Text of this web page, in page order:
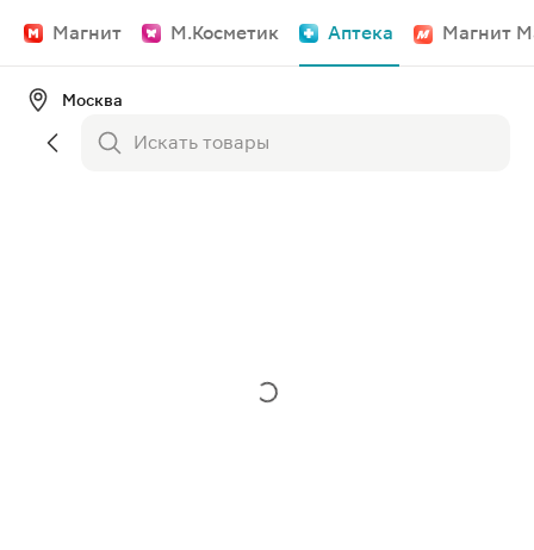
Магнит М.Косметик Аптека Магнит
Москва